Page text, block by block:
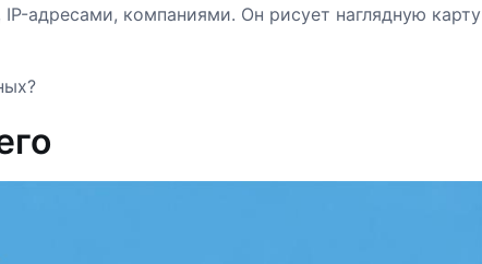
адресами, компаниями. Он рисует наглядную карту